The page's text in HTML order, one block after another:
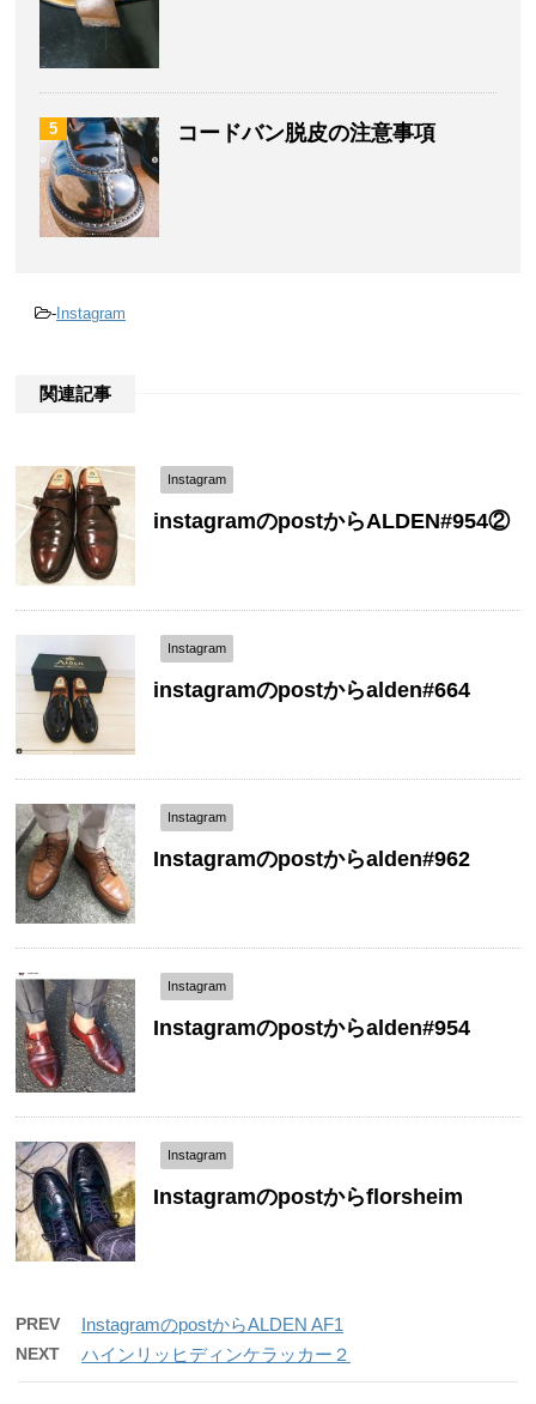
5 コードバン脱皮の注意事項
- Instagram
関連記事
Instagram
instagramのpostからALDEN#954②
Instagram
instagramのpostからalden#664
Instagram
Instagramのpostからalden#962
Instagram
Instagramのpostからalden#954
Instagram
Instagramのpostからflorsheim
PREV InstagramのpostからALDEN AF1
NEXT ハインリッヒディンケラッカー２